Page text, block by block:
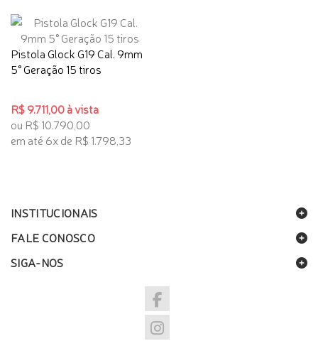
Pistola Glock G19 Cal. 9mm
5° Geração 15 tiros
R$ 9.711,00 à vista
ou R$ 10.790,00
em até 6x de R$ 1.798,33
INSTITUCIONAIS
FALE CONOSCO
SIGA-NOS